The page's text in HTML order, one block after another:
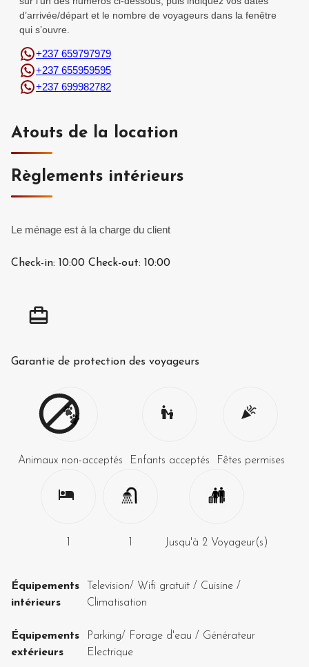
d’arrivée/départ et le nombre de voyageurs dans la fenêtre
qui s’ouvre.
+237 659797979
+237 655959595
+237 699982782
Atouts de la location
Règlements intérieurs
Le ménage est à la charge du client
Check-in: 10:00 Check-out: 10:00
Garantie de protection des voyageurs
Animaux non-acceptés Enfants acceptés Fêtes permises
Jusqu'à 2 Voyageur(s)
Équipements
intérieurs
Television/ Wifi gratuit / Cuisine /
Climatisation
Équipements
extérieurs
Parking/ Forage d'eau / Générateur
Electrique